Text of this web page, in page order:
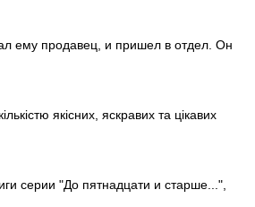
ему продавец, и пришел в отдел. Он
якісних, яскравих та цікавих
серии "До пятнадцати и старше...",